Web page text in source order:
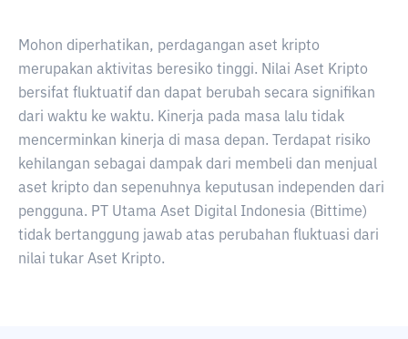
Mohon diperhatikan, perdagangan aset kripto
merupakan aktivitas beresiko tinggi. Nilai Aset Kripto
bersifat fluktuatif dan dapat berubah secara signifikan
dari waktu ke waktu. Kinerja pada masa lalu tidak
mencerminkan kinerja di masa depan. Terdapat risiko
kehilangan sebagai dampak dari membeli dan menjual
aset kripto dan sepenuhnya keputusan independen dari
pengguna. PT Utama Aset Digital Indonesia (Bittime)
tidak bertanggung jawab atas perubahan fluktuasi dari
nilai tukar Aset Kripto.